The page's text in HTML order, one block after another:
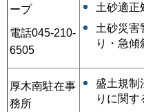
ープ
電話045-210-
6505
土砂適正
土砂災害
り・急傾
厚木南駐在事
務所
盛土規制
りに関す